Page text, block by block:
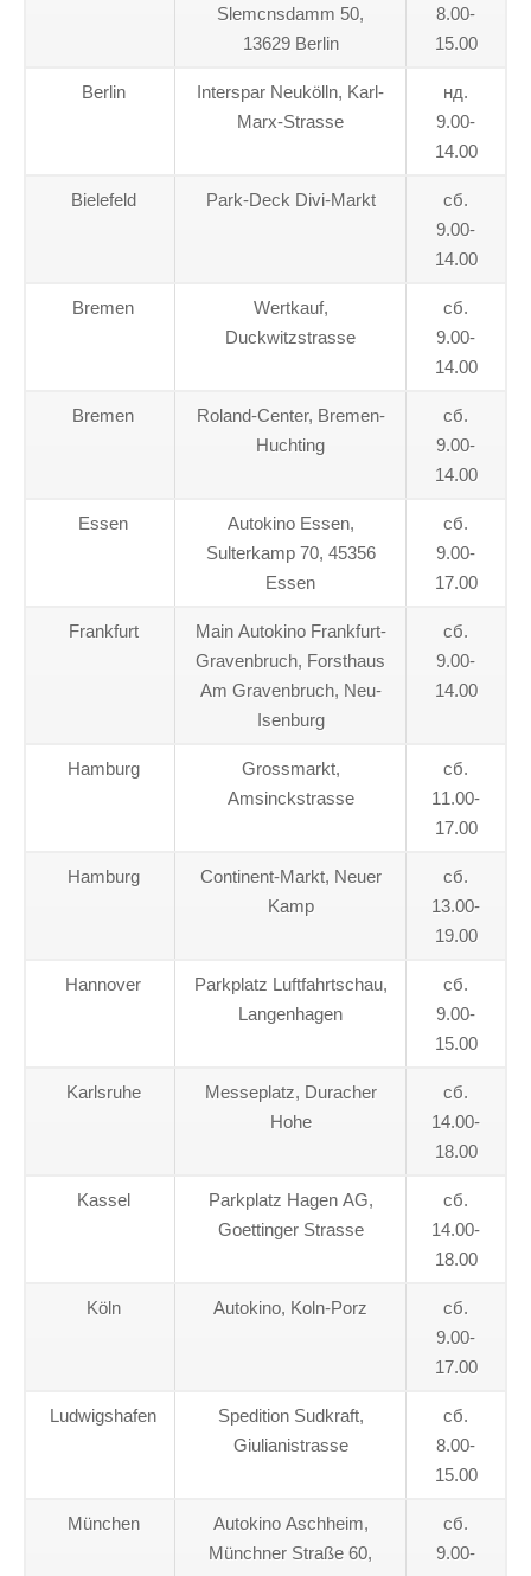
Slemcnsdamm 50,
13629 Berlin
8.00-
15.00
Berlin
Interspar Neukölln, Karl-
Marx-Strasse
нд.
9.00-
14.00
Bielefeld Park-Deck Divi-Markt
сб.
9.00-
14.00
Bremen
Wertkauf,
Duckwitzstrasse
сб.
9.00-
14.00
Bremen
Roland-Center, Bremen-
Huchting
сб.
9.00-
14.00
Essen
Autokino Essen,
Sulterkamp 70, 45356
Essen
сб.
9.00-
17.00
Frankfurt
Main Autokino Frankfurt-
Gravenbruch, Forsthaus
Am Gravenbruch, Neu-
Isenburg
сб.
9.00-
14.00
Hamburg
Grossmarkt,
Amsinckstrasse
сб.
11.00-
17.00
Hamburg
Continent-Markt, Neuer
Kamp
сб.
13.00-
19.00
Hannover
Parkplatz Luftfahrtschau,
Langenhagen
сб.
9.00-
15.00
Karlsruhe
Messeplatz, Duracher
Hohe
сб.
14.00-
18.00
Kassel
Parkplatz Hagen AG,
Goettinger Strasse
сб.
14.00-
18.00
Köln Autokino, Koln-Porz
сб.
9.00-
17.00
Ludwigshafen
Spedition Sudkraft,
Giulianistrasse
сб.
8.00-
15.00
München
Autokino Aschheim,
Münchner Straße 60,
сб.
9.00-